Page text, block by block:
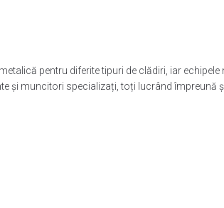
pentru diferite tipuri de clădiri, iar
și muncitori specializați, toți lucrând împreună